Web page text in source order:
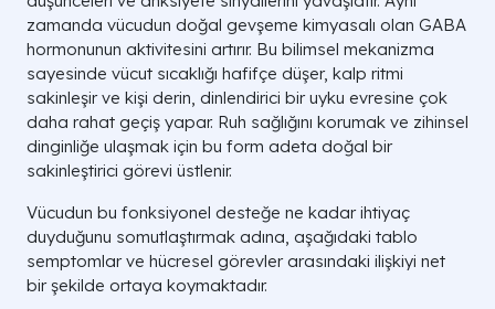
zamanda vücudun doğal gevşeme kimyasalı olan GABA
hormonunun aktivitesini artırır. Bu bilimsel mekanizma
sayesinde vücut sıcaklığı hafifçe düşer, kalp ritmi
sakinleşir ve kişi derin, dinlendirici bir uyku evresine çok
daha rahat geçiş yapar. Ruh sağlığını korumak ve zihinsel
dinginliğe ulaşmak için bu form adeta doğal bir
sakinleştirici görevi üstlenir.
Vücudun bu fonksiyonel desteğe ne kadar ihtiyaç
duyduğunu somutlaştırmak adına, aşağıdaki tablo
semptomlar ve hücresel görevler arasındaki ilişkiyi net
bir şekilde ortaya koymaktadır.